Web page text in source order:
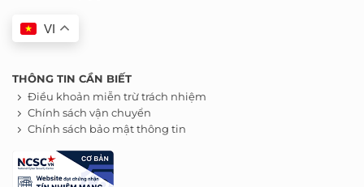
VI
THÔNG TIN CẦN BIẾT
Điều khoản miễn trừ trách nhiệm
Chính sách vận chuyển
Chính sách bảo mật thông tin